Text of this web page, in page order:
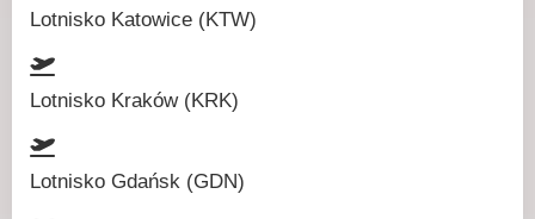
Lotnisko Katowice (KTW)
Lotnisko Kraków (KRK)
Lotnisko Gdańsk (GDN)